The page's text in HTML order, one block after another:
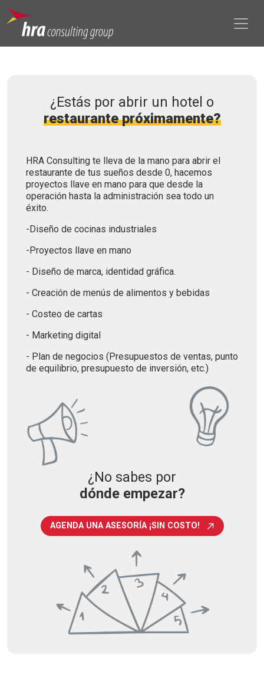
¿Estás por abrir un hotel o
restaurante próximamente?
HRA Consulting te lleva de la mano para abrir el
restaurante de tus sueños desde 0, hacemos
proyectos llave en mano para que desde la
operación hasta la administración sea todo un
éxito.
-Diseño de cocinas industriales
-Proyectos llave en mano
- Diseño de marca, identidad gráfica.
- Creación de menús de alimentos y bebidas
- Costeo de cartas
- Marketing digital
- Plan de negocios (Presupuestos de ventas, punto
de equilibrio, presupuesto de inversión, etc.)
¿No sabes por
dónde empezar?
AGENDA UNA ASESORÍA ¡SIN COSTO!